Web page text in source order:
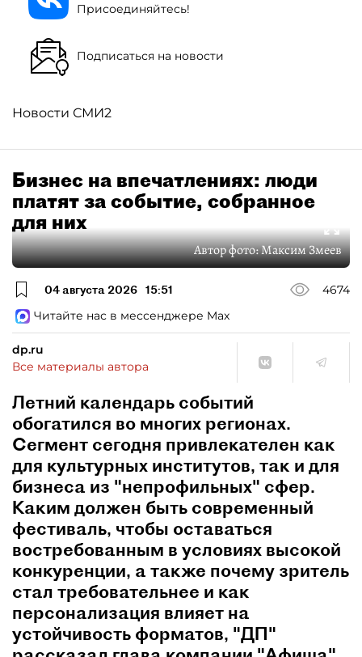
Присоединяйтесь!
Подписаться на новости
Новости СМИ2
Бизнес на впечатлениях: люди
платят за событие, собранное
для них
Автор фото:Максим Змеев
04 августа 2026 15:51
4674
Читайте нас в мессенджере Max
dp.ru
Все материалы автора
Летний календарь событий
обогатился во многих регионах.
Сегмент сегодня привлекателен как
для культурных институтов, так и для
бизнеса из "непрофильных" сфер.
Каким должен быть современный
фестиваль, чтобы оставаться
востребованным в условиях высокой
конкуренции, а также почему зритель
стал требовательнее и как
персонализация влияет на
устойчивость форматов, "ДП"